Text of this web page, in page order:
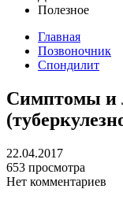
Полезное
Главная
Позвоночник
Спондилит
Симптомы и
22.04.2017
653 просмотра
Нет комментариев